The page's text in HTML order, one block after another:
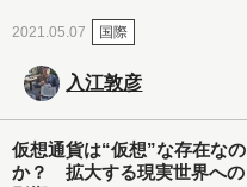
2021.05.07 国際
入江敦彦
仮想通貨は“仮想”な存在なの
か？ 拡大する現実世界への